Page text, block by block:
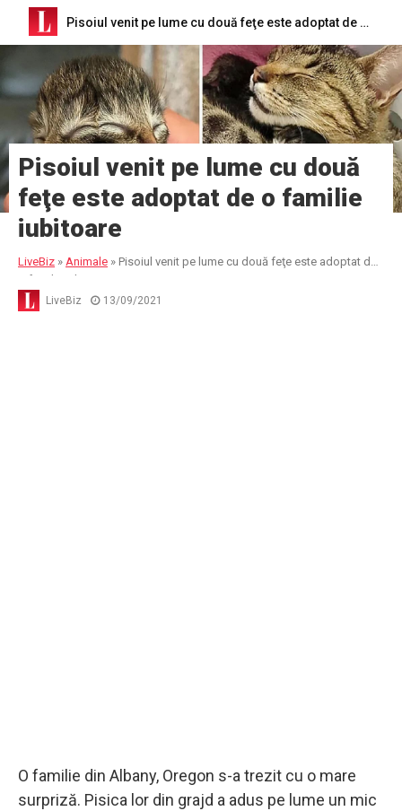
Pisoiul venit pe lume cu două feţe este adoptat de o familie iubitoare
Pisoiul venit pe lume cu două
feţe este adoptat de o familie
iubitoare
LiveBiz » Animale » Pisoiul venit pe lume cu două feţe este adoptat de
o familie iubitoare
LiveBiz 13/09/2021
O familie din Albany, Oregon s-a trezit cu o mare
surpriză. Pisica lor din grajd a adus pe lume un mic